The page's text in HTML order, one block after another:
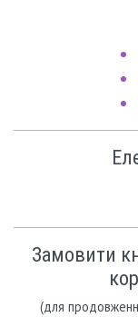
Замовити
(для